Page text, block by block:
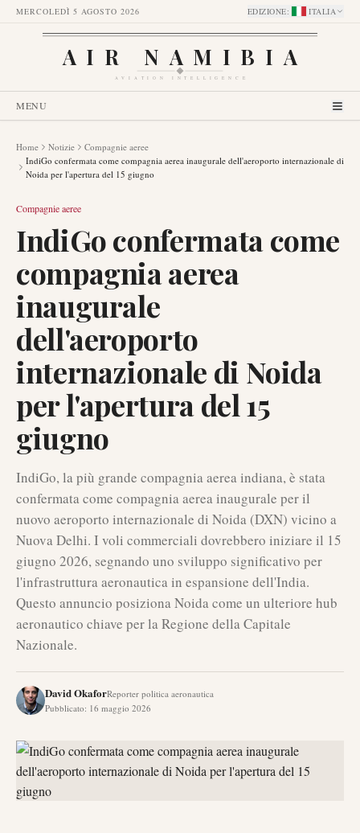
MERCOLEDÌ 5 AGOSTO 2026 EDIZIONE: ITALIA
AIR NAMIBIA
AVIATION INTELLIGENCE
MENU
Home Notizie
Compagnie aeree
IndiGo confermata come compagnia aerea inaugurale dell'aeroporto internazionale di
Noida per l'apertura del 15 giugno
Compagnie aeree
IndiGo confermata come
compagnia aerea
inaugurale
dell'aeroporto
internazionale di Noida
per l'apertura del 15
giugno
IndiGo, la più grande compagnia aerea indiana, è stata
confermata come compagnia aerea inaugurale per il
nuovo aeroporto internazionale di Noida (DXN) vicino a
Nuova Delhi. I voli commerciali dovrebbero iniziare il 15
giugno 2026, segnando uno sviluppo significativo per
l'infrastruttura aeronautica in espansione dell'India.
Questo annuncio posiziona Noida come un ulteriore hub
aeronautico chiave per la Regione della Capitale
Nazionale.
David OkaforReporter politica aeronautica
Pubblicato: 16 maggio 2026